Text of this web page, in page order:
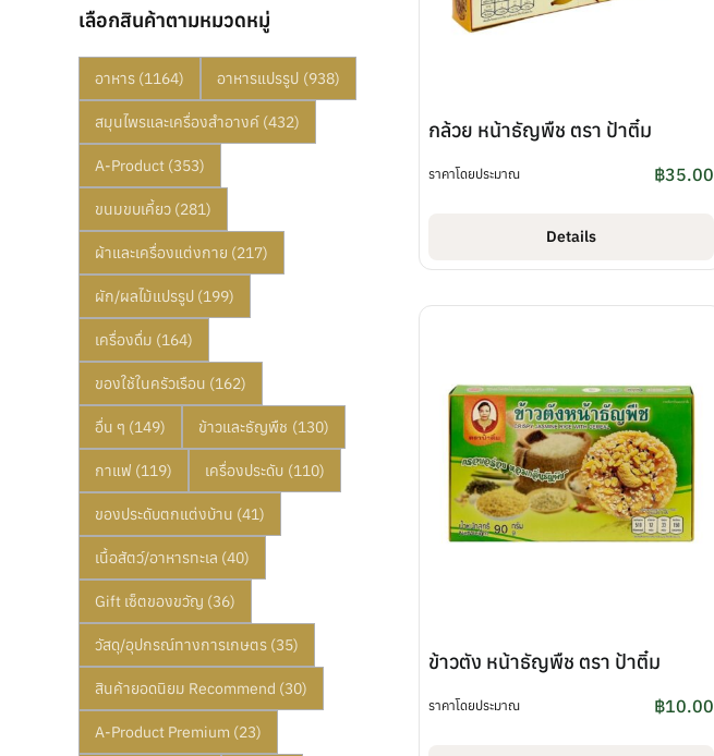
เลือกสินค้าตามหมวดหมู่
อาหาร (1164) อาหารแปรรูป (938)
สมุนไพรและเครื่องสำอางค์ (432)
A-Product (353)
ขนมขบเคี้ยว (281)
ผ้าและเครื่องแต่งกาย (217)
ผัก/ผลไม้แปรรูป (199)
เครื่องดื่ม (164)
ของใช้ในครัวเรือน (162)
อื่น ๆ (149) ข้าวและธัญพืช (130)
กาแฟ (119) เครื่องประดับ (110)
ของประดับตกแต่งบ้าน (41)
เนื้อสัตว์/อาหารทะเล (40)
Gift เซ็ตของขวัญ (36)
วัสดุ/อุปกรณ์ทางการเกษตร (35)
สินค้ายอดนิยม Recommend (30)
A-Product Premium (23)
กล้วย หน้าธัญพืช ตรา ป้าติ๋ม
ราคาโดยประมาณ ฿35.00
Details
ข้าวตัง หน้าธัญพืช ตรา ป้าติ๋ม
ราคาโดยประมาณ ฿10.00